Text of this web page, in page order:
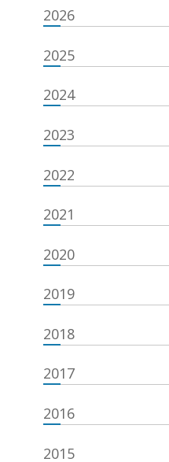
2026
2025
2024
2023
2022
2021
2020
2019
2018
2017
2016
2015